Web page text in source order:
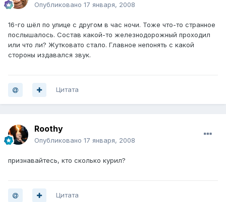
Опубликовано 17 января, 2008
16-го шёл по улице с другом в час ночи. Тоже что-то странное
послышалось. Состав какой-то железнодорожный проходил
или что ли? Жутковато стало. Главное непонять с какой
стороны издавался звук.
Цитата
Roothy
Опубликовано 17 января, 2008
признавайтесь, кто сколько курил?
Цитата